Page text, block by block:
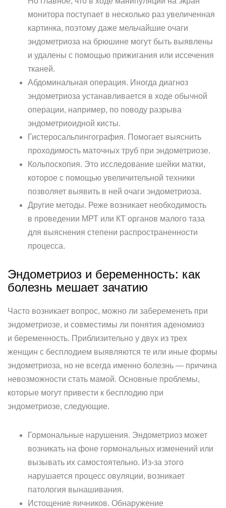
монитора поступает в несколько раз увеличенная
картинка, поэтому даже мельчайшие очаги
эндометриоза на брюшине могут быть выявлены
и удалены с помощью прижигания или иссечения
тканей.
Абдоминальная операция. Иногда диагноз
эндометриоза устанавливается в ходе обычной
операции, например, по поводу разрыва
эндометриоидной кисты.
Гистеросальпингография. Помогает выяснить
проходимость маточных труб при эндометриозе.
Кольпоскопия. Это исследование шейки матки,
которое с помощью увеличительной техники
позволяет выявить в ней очаги эндометриоза.
Другие методы. Реже возникает необходимость
в проведении МРТ или КТ органов малого таза
для выяснения степени распространенности
процесса.
Эндометриоз и беременность: как
болезнь мешает зачатию
Часто возникает вопрос, можно ли забеременеть при
эндометриозе, и совместимы ли понятия аденомиоз
и беременность. Приблизительно у двух из трех
женщин с бесплодием выявляются те или иные формы
эндометриоза, но не всегда именно болезнь — причина
невозможности стать мамой. Основные проблемы,
которые могут привести к бесплодию при
эндометриозе, следующие.
Гормональные нарушения. Эндометриоз может
возникать на фоне гормональных изменений или
вызывать их самостоятельно. Из-за этого
нарушается процесс овуляции, возникает
патология вынашивания.
Истощение яичников. Обнаружение